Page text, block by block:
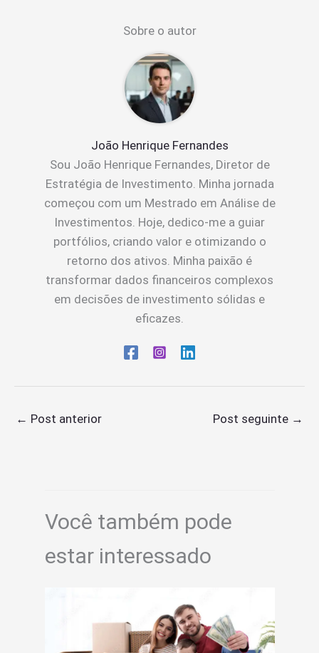
Sobre o autor
João Henrique Fernandes
Sou João Henrique Fernandes, Diretor de
Estratégia de Investimento. Minha jornada
começou com um Mestrado em Análise de
Investimentos. Hoje, dedico-me a guiar
portfólios, criando valor e otimizando o
retorno dos ativos. Minha paixão é
transformar dados financeiros complexos
em decisões de investimento sólidas e
eficazes.
← Post anterior Post seguinte →
Você também pode
estar interessado